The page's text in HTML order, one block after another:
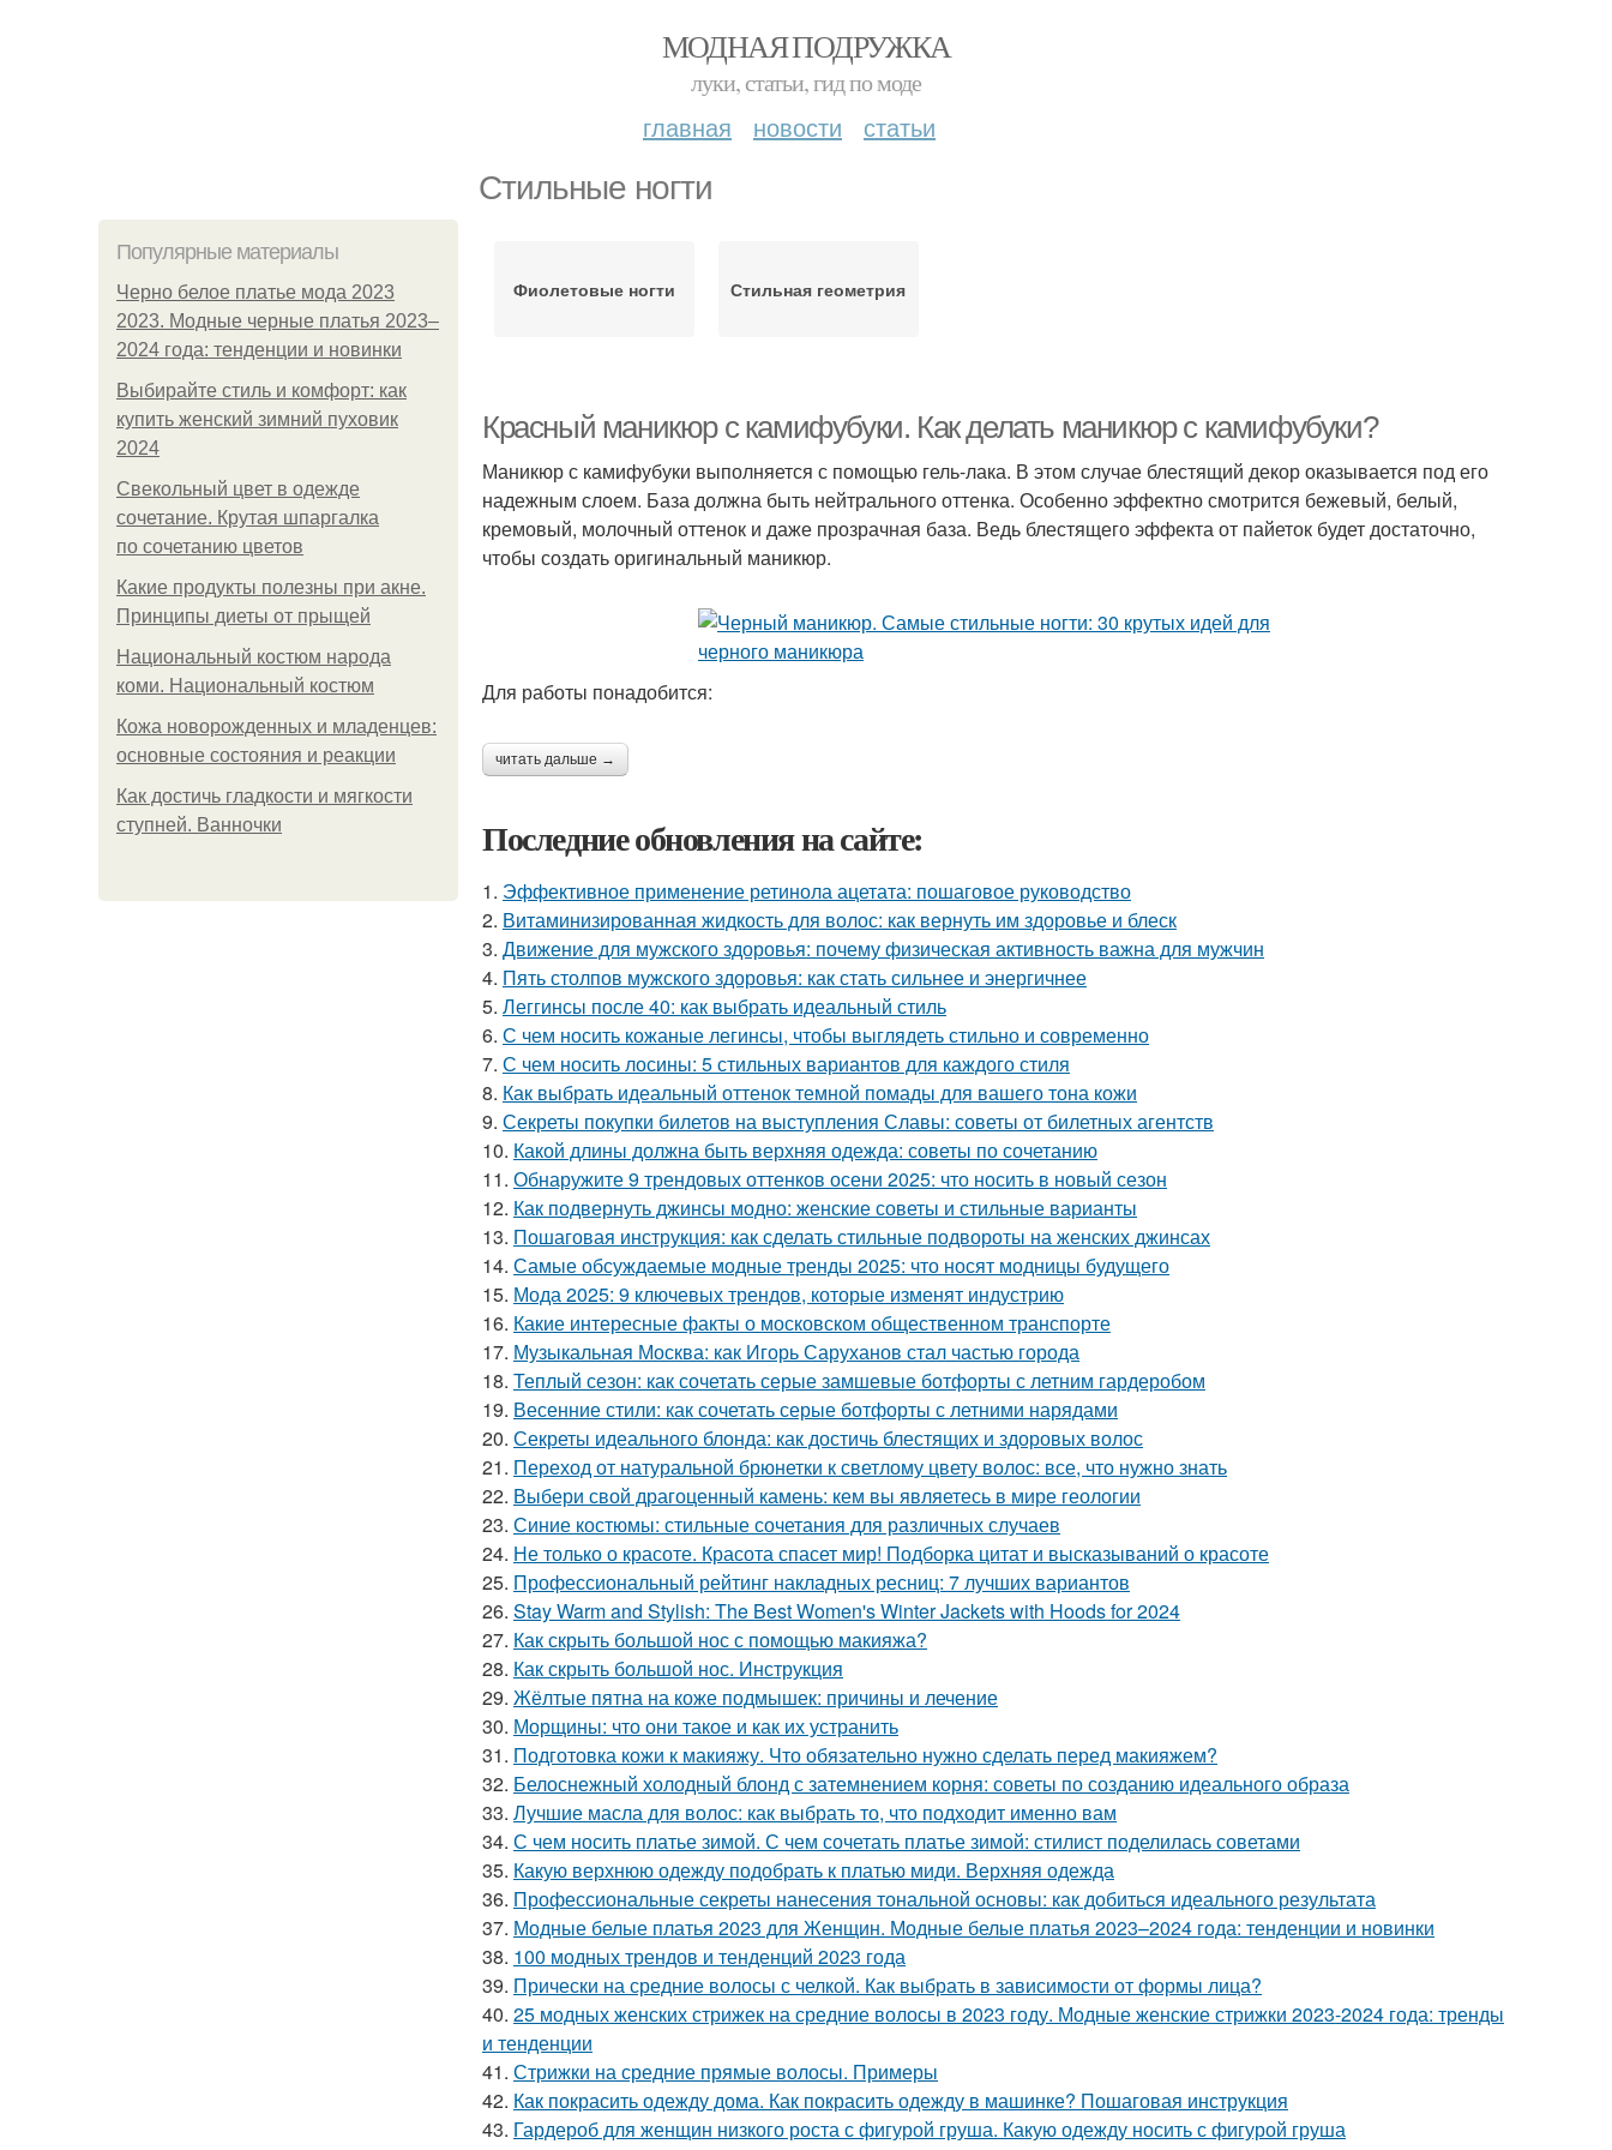
МОДНАЯ ПОДРУЖКА
луки, статьи, гид по моде
главная новости статьи
Стильные ногти
Популярные материалы
Черно белое платье мода 2023
2023. Модные черные платья 2023–
2024 года: тенденции и новинки
Выбирайте стиль и комфорт: как
купить женский зимний пуховик
2024
Свекольный цвет в одежде
сочетание. Крутая шпаргалка
по сочетанию цветов
Какие продукты полезны при акне.
Принципы диеты от прыщей
Национальный костюм народа
коми. Национальный костюм
Кожа новорожденных и младенцев:
основные состояния и реакции
Как достичь гладкости и мягкости
ступней. Ванночки
Фиолетовые ногти Стильная геометрия
Красный маникюр с камифубуки. Как делать маникюр с камифубуки?
Маникюр с камифубуки выполняется с помощью гель-лака. В этом случае блестящий декор оказывается под его
надежным слоем. База должна быть нейтрального оттенка. Особенно эффектно смотрится бежевый, белый,
кремовый, молочный оттенок и даже прозрачная база. Ведь блестящего эффекта от пайеток будет достаточно,
чтобы создать оригинальный маникюр.
Для работы понадобится:
читать дальше →
Последние обновления на сайте:
1. Эффективное применение ретинола ацетата: пошаговое руководство
2. Витаминизированная жидкость для волос: как вернуть им здоровье и блеск
3. Движение для мужского здоровья: почему физическая активность важна для мужчин
4. Пять столпов мужского здоровья: как стать сильнее и энергичнее
5. Леггинсы после 40: как выбрать идеальный стиль
6. С чем носить кожаные легинсы, чтобы выглядеть стильно и современно
7. С чем носить лосины: 5 стильных вариантов для каждого стиля
8. Как выбрать идеальный оттенок темной помады для вашего тона кожи
9. Секреты покупки билетов на выступления Славы: советы от билетных агентств
10. Какой длины должна быть верхняя одежда: советы по сочетанию
11. Обнаружите 9 трендовых оттенков осени 2025: что носить в новый сезон
12. Как подвернуть джинсы модно: женские советы и стильные варианты
13. Пошаговая инструкция: как сделать стильные подвороты на женских джинсах
14. Самые обсуждаемые модные тренды 2025: что носят модницы будущего
15. Мода 2025: 9 ключевых трендов, которые изменят индустрию
16. Какие интересные факты о московском общественном транспорте
17. Музыкальная Москва: как Игорь Саруханов стал частью города
18. Теплый сезон: как сочетать серые замшевые ботфорты с летним гардеробом
19. Весенние стили: как сочетать серые ботфорты с летними нарядами
20. Секреты идеального блонда: как достичь блестящих и здоровых волос
21. Переход от натуральной брюнетки к светлому цвету волос: все, что нужно знать
22. Выбери свой драгоценный камень: кем вы являетесь в мире геологии
23. Синие костюмы: стильные сочетания для различных случаев
24. Не только о красоте. Красота спасет мир! Подборка цитат и высказываний о красоте
25. Профессиональный рейтинг накладных ресниц: 7 лучших вариантов
26. Stay Warm and Stylish: The Best Women's Winter Jackets with Hoods for 2024
27. Как скрыть большой нос с помощью макияжа?
28. Как скрыть большой нос. Инструкция
29. Жёлтые пятна на коже подмышек: причины и лечение
30. Морщины: что они такое и как их устранить
31. Подготовка кожи к макияжу. Что обязательно нужно сделать перед макияжем?
32. Белоснежный холодный блонд с затемнением корня: советы по созданию идеального образа
33. Лучшие масла для волос: как выбрать то, что подходит именно вам
34. С чем носить платье зимой. С чем сочетать платье зимой: стилист поделилась советами
35. Какую верхнюю одежду подобрать к платью миди. Верхняя одежда
36. Профессиональные секреты нанесения тональной основы: как добиться идеального результата
37. Модные белые платья 2023 для Женщин. Модные белые платья 2023–2024 года: тенденции и новинки
38. 100 модных трендов и тенденций 2023 года
39. Прически на средние волосы с челкой. Как выбрать в зависимости от формы лица?
40. 25 модных женских стрижек на средние волосы в 2023 году. Модные женские стрижки 2023-2024 года: тренды
и тенденции
41. Стрижки на средние прямые волосы. Примеры
42. Как покрасить одежду дома. Как покрасить одежду в машинке? Пошаговая инструкция
43. Гардероб для женщин низкого роста с фигурой груша. Какую одежду носить с фигурой груша